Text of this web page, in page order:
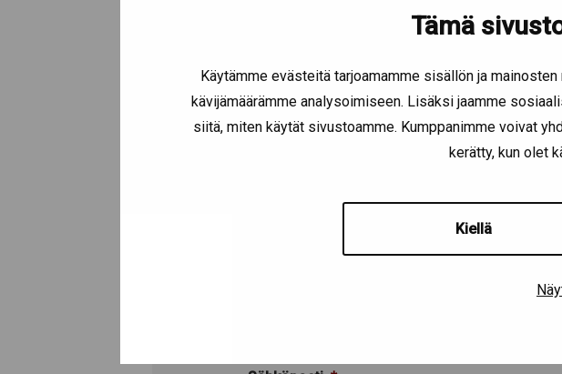
Tämä
Käytämme evästeitä tarjoamamme sisällön ja
kävijämäärämme analysoimiseen. Lisäksi jaamme
siitä, miten käytät sivustoamme. Kumppanimme voivat
kerätty, kun olet
Kiellä